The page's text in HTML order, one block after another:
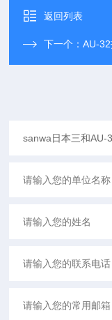
返回列表
下一个：AU-32